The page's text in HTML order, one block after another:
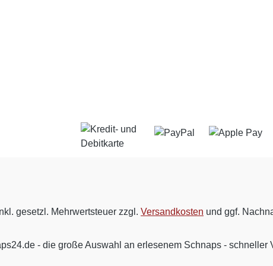
gesetzl. Mehrwertsteuer zzgl. Versandkosten und ggf.
- die große Auswahl an erlesenem Schnaps -